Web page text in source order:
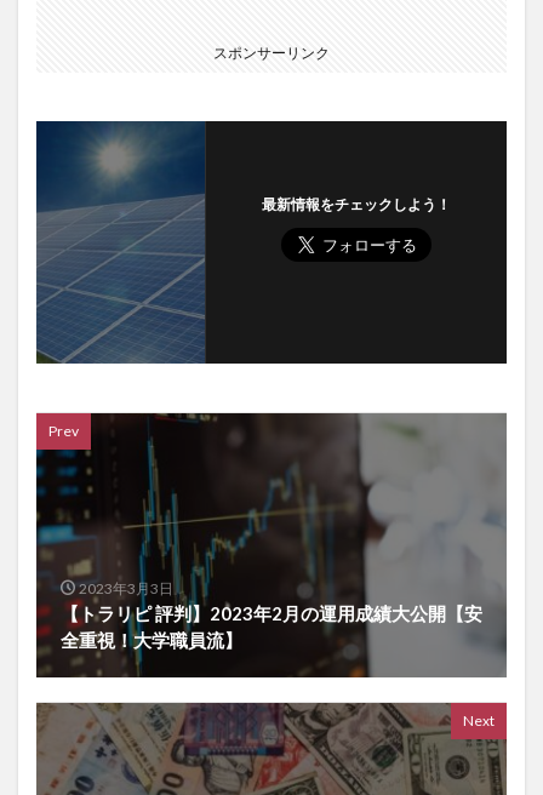
スポンサーリンク
最新情報をチェックしよう！
Prev
2023年3月3日
【トラリピ 評判】2023年2月の運用成績大公開【安
全重視！大学職員流】
Next